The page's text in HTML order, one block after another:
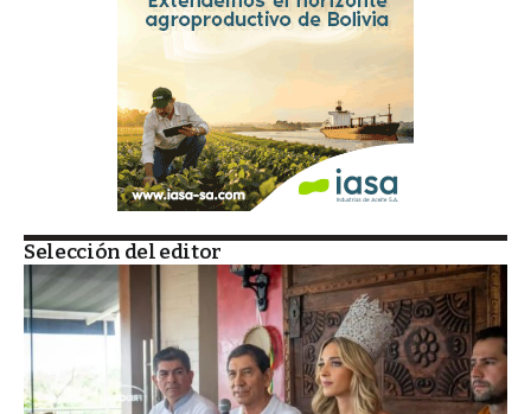
Selección del editor